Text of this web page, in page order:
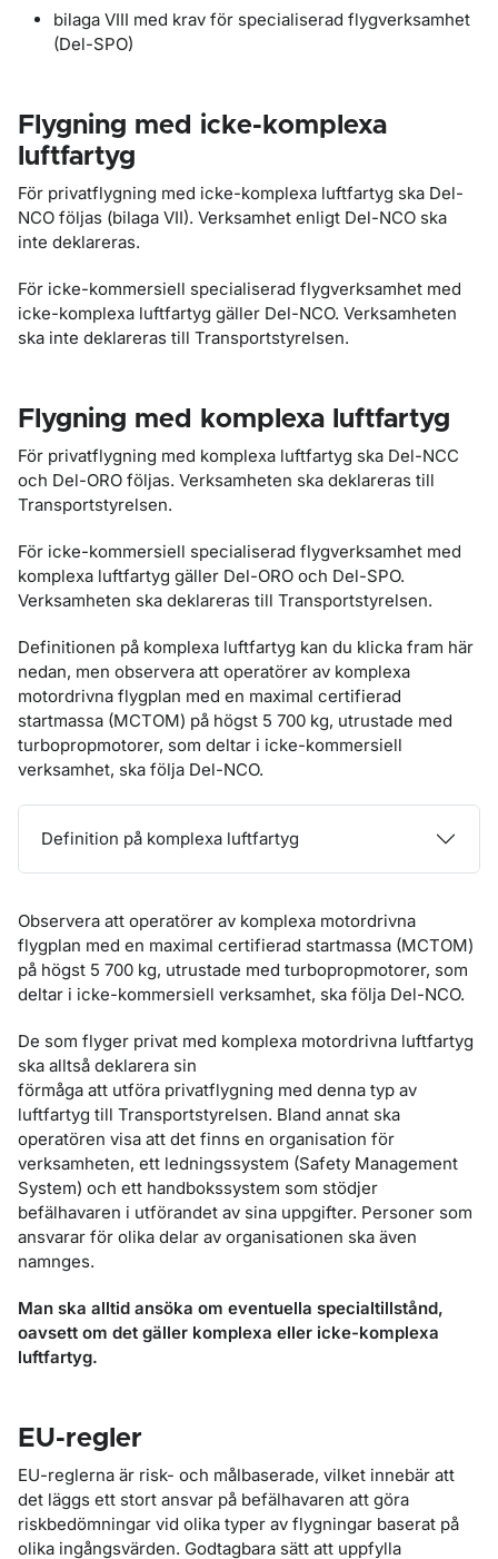
bilaga VIII med krav för specialiserad flygverksamhet
(Del-SPO)
Flygning med icke-komplexa
luftfartyg
För privatflygning med icke-komplexa luftfartyg ska Del-
NCO följas (bilaga VII). Verksamhet enligt Del-NCO ska
inte deklareras.
För icke-kommersiell specialiserad flygverksamhet med
icke-komplexa luftfartyg gäller Del-NCO. Verksamheten
ska inte deklareras till Transportstyrelsen.
Flygning med komplexa luftfartyg
För privatflygning med komplexa luftfartyg ska Del-NCC
och Del-ORO följas. Verksamheten ska deklareras till
Transportstyrelsen.
För icke-kommersiell specialiserad flygverksamhet med
komplexa luftfartyg gäller Del-ORO och Del-SPO.
Verksamheten ska deklareras till Transportstyrelsen.
Definitionen på komplexa luftfartyg kan du klicka fram här
nedan, men observera att operatörer av komplexa
motordrivna flygplan med en maximal certifierad
startmassa (MCTOM) på högst 5 700 kg, utrustade med
turbopropmotorer, som deltar i icke-kommersiell
verksamhet, ska följa Del-NCO.
Definition på komplexa luftfartyg
Observera att operatörer av komplexa motordrivna
flygplan med en maximal certifierad startmassa (MCTOM)
på högst 5 700 kg, utrustade med turbopropmotorer, som
deltar i icke-kommersiell verksamhet, ska följa Del-NCO.
De som flyger privat med komplexa motordrivna luftfartyg
ska alltså deklarera sin
förmåga att utföra privatflygning med denna typ av
luftfartyg till Transportstyrelsen. Bland annat ska
operatören visa att det finns en organisation för
verksamheten, ett ledningssystem (Safety Management
System) och ett handbokssystem som stödjer
befälhavaren i utförandet av sina uppgifter. Personer som
ansvarar för olika delar av organisationen ska även
namnges.
Man ska alltid ansöka om eventuella specialtillstånd,
oavsett om det gäller komplexa eller icke-komplexa
luftfartyg.
EU-regler
EU-reglerna är risk- och målbaserade, vilket innebär att
det läggs ett stort ansvar på befälhavaren att göra
riskbedömningar vid olika typer av flygningar baserat på
olika ingångsvärden. Godtagbara sätt att uppfylla